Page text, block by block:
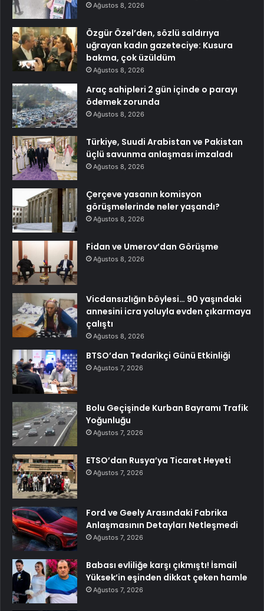
Ağustos 8, 2026
Özgür Özel’den, sözlü saldırıya
uğrayan kadın gazeteciye: Kusura
bakma, çok üzüldüm
Ağustos 8, 2026
Araç sahipleri 2 gün içinde o parayı
ödemek zorunda
Ağustos 8, 2026
Türkiye, Suudi Arabistan ve Pakistan
üçlü savunma anlaşması imzaladı
Ağustos 8, 2026
Çerçeve yasanın komisyon
görüşmelerinde neler yaşandı?
Ağustos 8, 2026
Fidan ve Umerov’dan Görüşme
Ağustos 8, 2026
Vicdansızlığın böylesi… 90 yaşındaki
annesini icra yoluyla evden çıkarmaya
çalıştı
Ağustos 8, 2026
BTSO’dan Tedarikçi Günü Etkinliği
Ağustos 7, 2026
Bolu Geçişinde Kurban Bayramı Trafik
Yoğunluğu
Ağustos 7, 2026
ETSO’dan Rusya’ya Ticaret Heyeti
Ağustos 7, 2026
Ford ve Geely Arasındaki Fabrika
Anlaşmasının Detayları Netleşmedi
Ağustos 7, 2026
Babası evliliğe karşı çıkmıştı! İsmail
Yüksek’in eşinden dikkat çeken hamle
Ağustos 7, 2026